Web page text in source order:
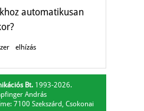
automatikusan
elhízás
Bt. 1993-2026.
András
7100 Szekszárd, Csokonai